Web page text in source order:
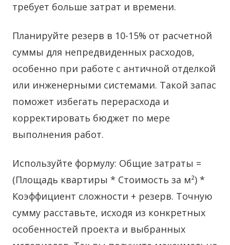
требует больше затрат и времени.
Планируйте резерв в 10-15% от расчетной
суммы для непредвиденных расходов,
особенно при работе с античной отделкой
или инженерными системами. Такой запас
поможет избегать перерасхода и
корректировать бюджет по мере
выполнения работ.
Используйте формулу: Общие затраты =
(Площадь квартиры * Стоимость за м²) *
Коэффициент сложности + резерв. Точную
сумму расставьте, исходя из конкретных
особенностей проекта и выбранных